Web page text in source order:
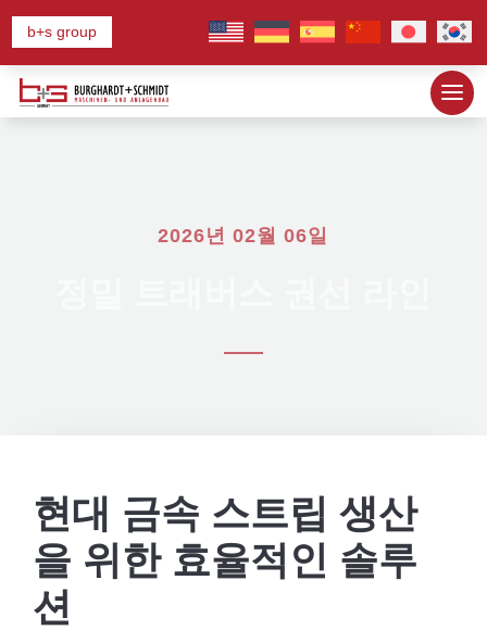
b+s group
2026년 02월 06일
현대 금속 스트립 생산
을 위한 효율적인 솔루
션